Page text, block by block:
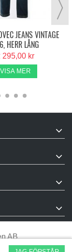
JEANS VINTAGE
HERR LÅNG
295,00 kr
VISA MER
AB.